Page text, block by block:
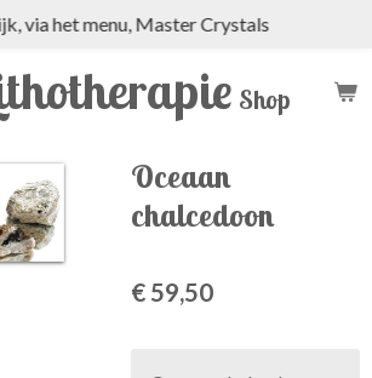
Shop
via het menu, Master Crystals
Oceaan
chalcedoon
€ 59,50